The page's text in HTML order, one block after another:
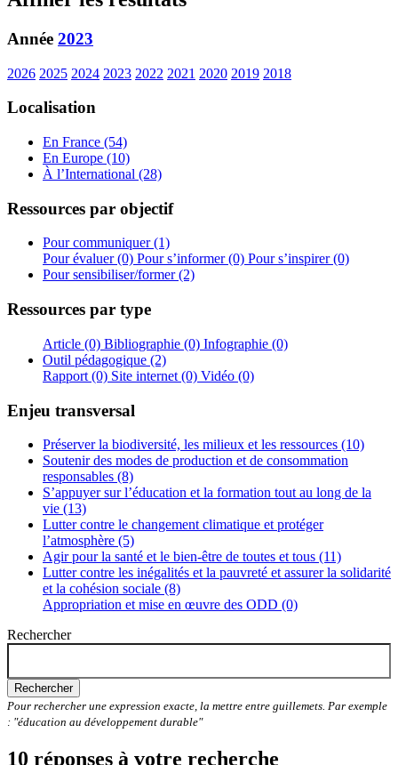
Année 2023
2026 2025 2024 2023 2022 2021 2020 2019 2018
Localisation
En France (54)
En Europe (10)
À l’International (28)
Ressources par objectif
Pour communiquer (1)
Pour évaluer (0) Pour s’informer (0) Pour s’inspirer (0)
Pour sensibiliser/former (2)
Ressources par type
Article (0) Bibliographie (0) Infographie (0)
Outil pédagogique (2)
Rapport (0) Site internet (0) Vidéo (0)
Enjeu transversal
Préserver la biodiversité, les milieux et les ressources (10)
Soutenir des modes de production et de consommation
responsables (8)
S’appuyer sur l’éducation et la formation tout au long de la
vie (13)
Lutter contre le changement climatique et protéger
l’atmosphère (5)
Agir pour la santé et le bien-être de toutes et tous (11)
Lutter contre les inégalités et la pauvreté et assurer la solidarité
et la cohésion sociale (8)
Appropriation et mise en œuvre des ODD (0)
Rechercher
Rechercher
Pour rechercher une expression exacte, la mettre entre guillemets. Par exemple
: "éducation au développement durable"
10 réponses à votre recherche